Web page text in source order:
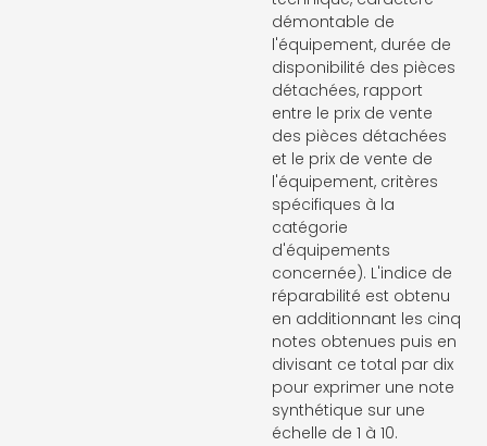
démontable de
l'équipement, durée de
disponibilité des pièces
détachées, rapport
entre le prix de vente
des pièces détachées
et le prix de vente de
l'équipement, critères
spécifiques à la
catégorie
d'équipements
concernée). L'indice de
réparabilité est obtenu
en additionnant les cinq
notes obtenues puis en
divisant ce total par dix
pour exprimer une note
synthétique sur une
échelle de 1 à 10.